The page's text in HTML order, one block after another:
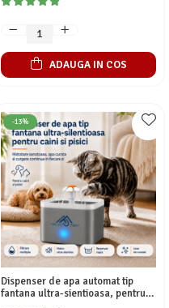
perierea, descurcarea si
ADAUGA IN COS
-13%
Dispenser de apa automat tip
fantana ultra-sientioasa, pentru